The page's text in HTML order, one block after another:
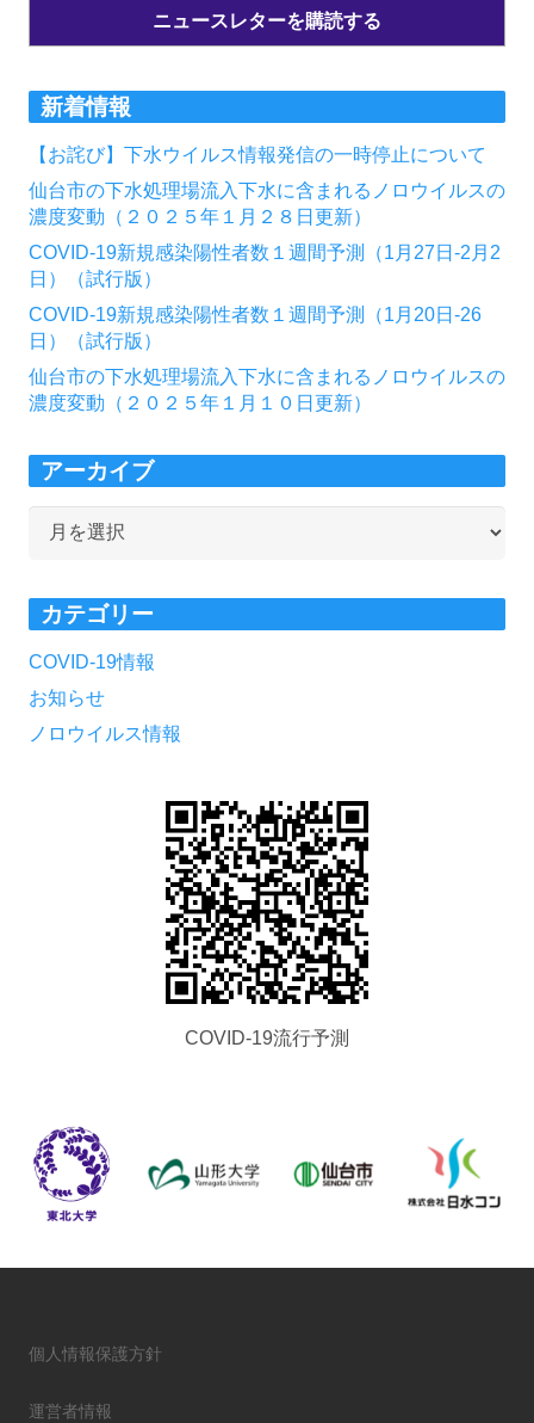
新着情報
【お詫び】下水ウイルス情報発信の一時停止について
仙台市の下水処理場流入下水に含まれるノロウイルスの
濃度変動（２０２５年１月２８日更新）
COVID-19新規感染陽性者数１週間予測（1月27日-2月2
日）（試行版）
COVID-19新規感染陽性者数１週間予測（1月20日-26
日）（試行版）
仙台市の下水処理場流入下水に含まれるノロウイルスの
濃度変動（２０２５年１月１０日更新）
アーカイブ
イ
ブ
カテゴリー
COVID-19情報
お知らせ
ノロウイルス情報
COVID-19流行予測
個人情報保護方針
運営者情報